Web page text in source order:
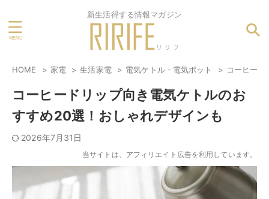
新生活得する情報マガジン
HOME 家電 生活家電 電気ケトル・電気ポット コーヒー
コーヒードリップ向き電気ケトルのお
すすめ20選！おしゃれデザインも
2026年7月31日
当サイトは、アフィリエイト広告を利用しています。